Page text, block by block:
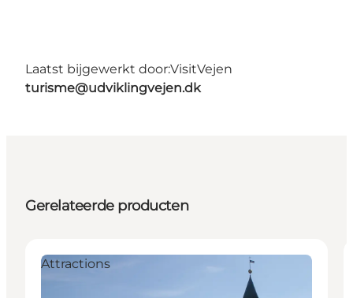
Laatst bijgewerkt door:VisitVejen
turisme@udviklingvejen.dk
Gerelateerde producten
Attractions